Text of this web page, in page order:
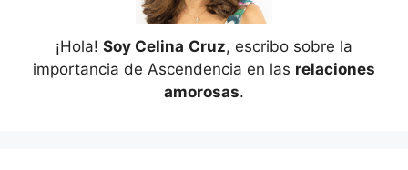
¡Hola! Soy Celina Cruz, escribo sobre la
importancia de Ascendencia en las relaciones
amorosas.